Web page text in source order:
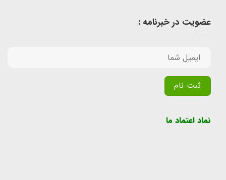
عضویت در خبرنامه :
نماد اعتماد ما